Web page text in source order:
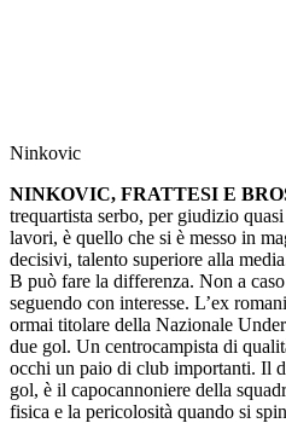
Ninkovic
NINKOVIC, FRATTESI E
trequartista serbo, per giudizio
lavori, è quello che si è messo in
decisivi, talento superiore alla
B può fare la differenza. Non a
seguendo con interesse. L’ex
ormai titolare della Nazionale
due gol. Un centrocampista di
occhi un paio di club importanti. Il
gol, è il capocannoniere della
fisica e la pericolosità quando si